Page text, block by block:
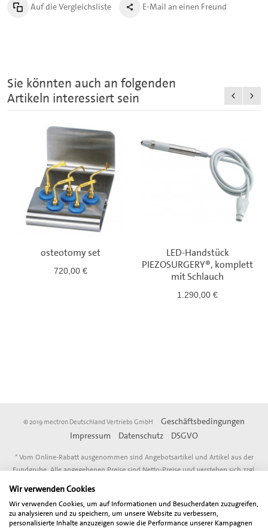
Auf die Vergleichsliste E-Mail an einen Freund
Sie könnten auch an folgenden
Artikeln interessiert sein
osteotomy set
720,00 €
LED-Handstück
PIEZOSURGERY®, komplett
mit Schlauch
1.290,00 €
© 2019 mectron Deutschland Vertriebs GmbH
Geschäftsbedingungen
Impressum
Datenschutz DSGVO
* Vom Online-Rabatt ausgenommen sind Angebotsartikel und Artikel aus der
Fundgrube. Alle angegebenen Preise sind Netto-Preise und verstehen sich zzgl.
Mehrwertsteuer wird bei Abschluß der Bestellung gesondert ausgewiesen.
Unser Angebot richtet sich ausschließlich an Zahnärzte, Oralchirurgen, MKG-
Chirurgen, sonstige Freiberufler, Unternehmen und Gewerbetreibende in
Wir verwenden Cookies
Wir verwenden Cookies, um auf Informationen und Besucherdaten zuzugreifen,
zu analysieren und zu speichern, um unsere Website zu verbessern,
personalisierte Inhalte anzuzeigen sowie die Performance unserer Kampagnen